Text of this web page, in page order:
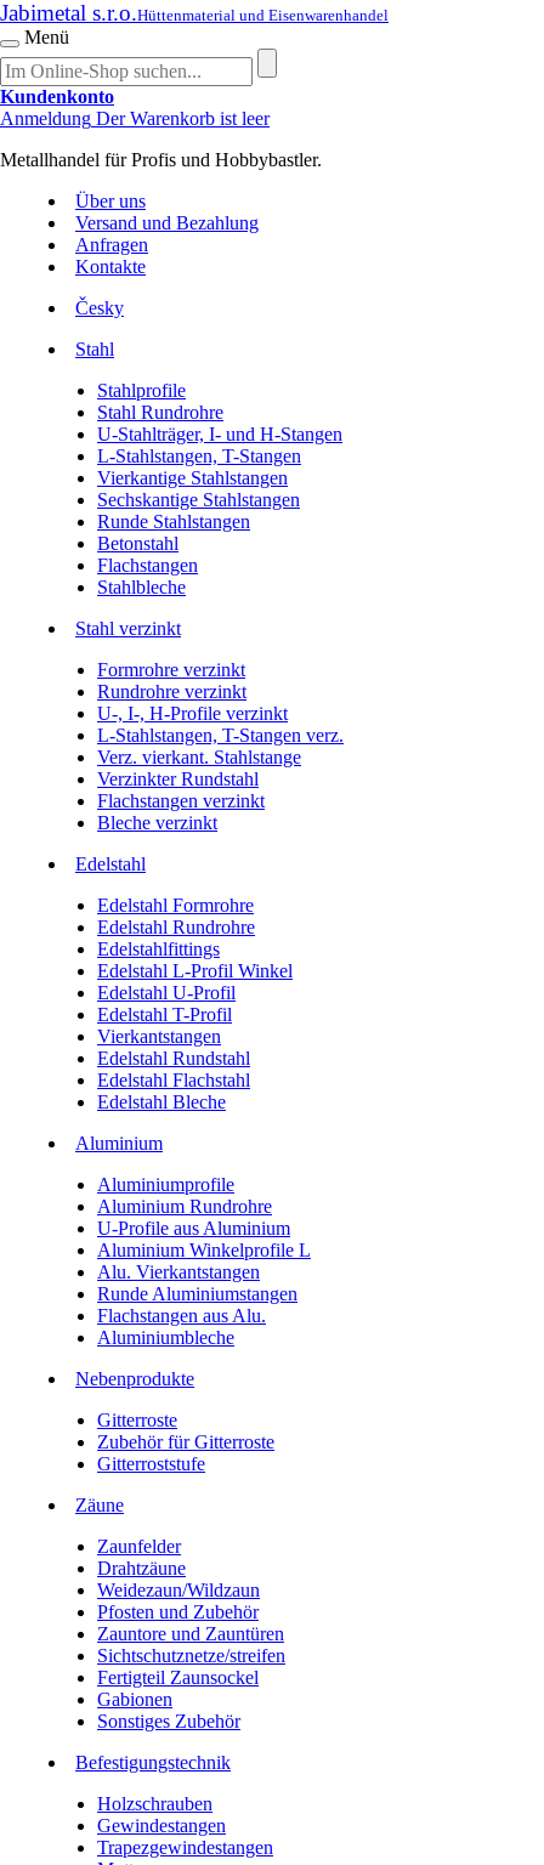
Jabimetal s.r.o.Hüttenmaterial und Eisenwarenhandel
Menü
Kundenkonto
Anmeldung Der Warenkorb ist leer
Metallhandel für Profis und Hobbybastler.
Über uns
Versand und Bezahlung
Anfragen
Kontakte
Česky
Stahl
Stahlprofile
Stahl Rundrohre
U-Stahlträger, I- und H-Stangen
L-Stahlstangen, T-Stangen
Vierkantige Stahlstangen
Sechskantige Stahlstangen
Runde Stahlstangen
Betonstahl
Flachstangen
Stahlbleche
Stahl verzinkt
Formrohre verzinkt
Rundrohre verzinkt
U-, I-, H-Profile verzinkt
L-Stahlstangen, T-Stangen verz.
Verz. vierkant. Stahlstange
Verzinkter Rundstahl
Flachstangen verzinkt
Bleche verzinkt
Edelstahl
Edelstahl Formrohre
Edelstahl Rundrohre
Edelstahlfittings
Edelstahl L-Profil Winkel
Edelstahl U-Profil
Edelstahl T-Profil
Vierkantstangen
Edelstahl Rundstahl
Edelstahl Flachstahl
Edelstahl Bleche
Aluminium
Aluminiumprofile
Aluminium Rundrohre
U-Profile aus Aluminium
Aluminium Winkelprofile L
Alu. Vierkantstangen
Runde Aluminiumstangen
Flachstangen aus Alu.
Aluminiumbleche
Nebenprodukte
Gitterroste
Zubehör für Gitterroste
Gitterroststufe
Zäune
Zaunfelder
Drahtzäune
Weidezaun/Wildzaun
Pfosten und Zubehör
Zauntore und Zauntüren
Sichtschutznetze/streifen
Fertigteil Zaunsockel
Gabionen
Sonstiges Zubehör
Befesti­gungstechnik
Holzschrauben
Gewindestangen
Trapezgewindestangen